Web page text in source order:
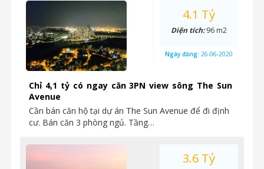
Chỉ 4,1 tỷ có ngay căn 3PN view sông The Sun
Avenue
Cần bán căn hộ tại dự án The Sun Avenue để đi định
cư. Bán căn 3 phòng ngủ. Tầng…
4.1 Tỷ
Diện tích:96 m2
Ngày đăng: 26-06-2020
3.6 Tỷ